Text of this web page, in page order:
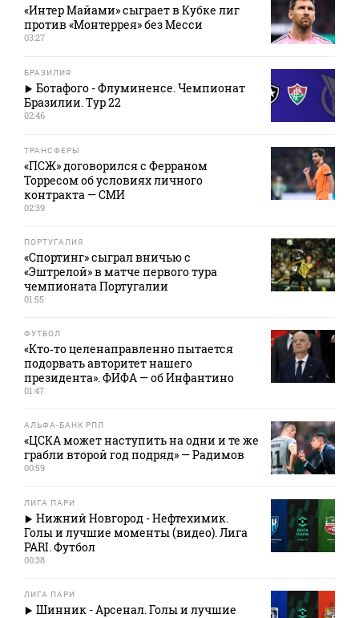
«Интер Майами» сыграет в Кубке лиг
против «Монтеррея» без Месси
03:27
БРАЗИЛИЯ
Ботафого - Флуминенсе. Чемпионат
Бразилии. Тур 22
02:46
ТРАНСФЕРЫ
«ПСЖ» договорился с Ферраном
Торресом об условиях личного
контракта — СМИ
02:39
ПОРТУГАЛИЯ
«Спортинг» сыграл вничью с
«Эштрелой» в матче первого тура
чемпионата Португалии
01:55
ФУТБОЛ
«Кто‑то целенаправленно пытается
подорвать авторитет нашего
президента». ФИФА — об Инфантино
01:47
АЛЬФА-БАНК РПЛ
«ЦСКА может наступить на одни и те же
грабли второй год подряд» — Радимов
00:59
ЛИГА ПАРИ
Нижний Новгород - Нефтехимик.
Голы и лучшие моменты (видео). Лига
PARI. Футбол
00:38
ЛИГА ПАРИ
Шинник - Арсенал. Голы и лучшие